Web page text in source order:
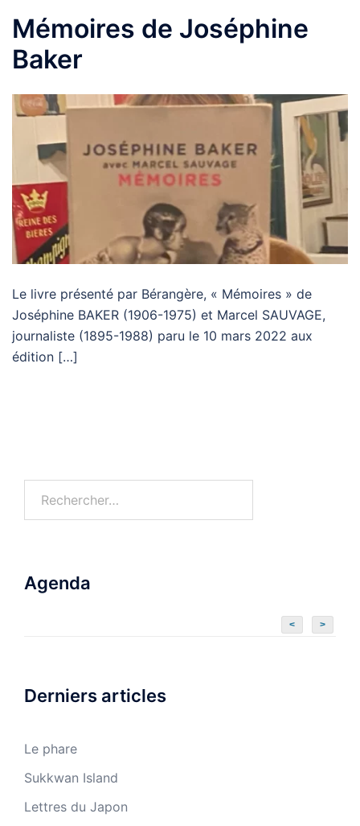
Mémoires de Joséphine
Baker
Le livre présenté par Bérangère, « Mémoires » de
Joséphine BAKER (1906-1975) et Marcel SAUVAGE,
journaliste (1895-1988) paru le 10 mars 2022 aux
édition […]
Agenda
< >
Derniers articles
Le phare
Sukkwan Island
Lettres du Japon